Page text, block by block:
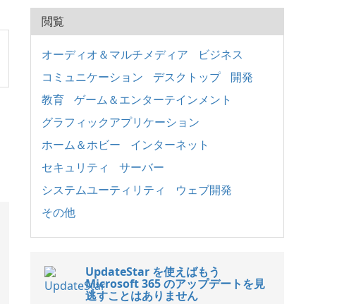
閲覧
オーディオ＆マルチメディア
ビジネス
コミュニケーション
デスクトップ
開発
教育
ゲーム＆エンターテインメント
グラフィックアプリケーション
ホーム＆ホビー
インターネット
セキュリティ
サーバー
システムユーティリティ
ウェブ開発
その他
UpdateStar を使えばもう
Microsoft 365 のアップデートを見
逃すことはありません